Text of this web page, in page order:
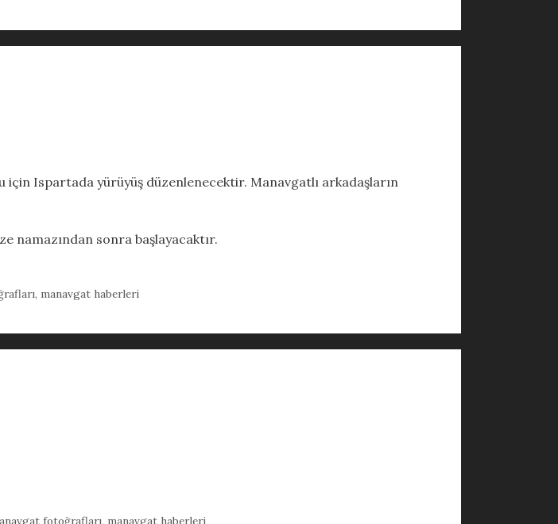
için Ispartada yürüyüş düzenlenecektir. Manavgatlı arkadaşların
namazından sonra başlayacaktır.
, manavgat haberleri
fotoğrafları, manavgat haberleri